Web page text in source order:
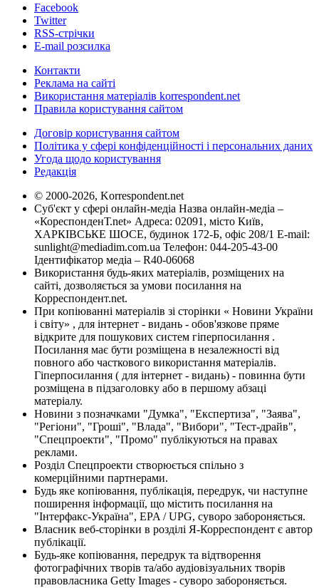
Facebook
Twitter
RSS-стрічки
E-mail розсилка
Контакти
Реклама на сайті
Використання матеріалів korrespondent.net
Правила користування сайтом
Договір користування сайтом
Політика у сфері конфіденційності і персональних даних
Угода щодо користування
Редакція
© 2000-2026, Korrespondent.net
Суб'єкт у сфері онлайн-медіа Назва онлайн-медіа –
«КореспонденТ.net» Адреса: 02091, місто Київ,
ХАРКІВСЬКЕ ШОСЕ, будинок 172-Б, офіс 208/1 E-mail:
sunlight@mediadim.com.ua Телефон: 044-205-43-00
Ідентифікатор медіа – R40-06068
Використання будь-яких матеріалів, розміщених на
сайті, дозволяється за умови посилання на
Корреспондент.net.
При копіюванні матеріалів зі сторінки « Новини України
і світу» , для інтернет - видань - обов'язкове пряме
відкрите для пошукових систем гіперпосилання .
Посилання має бути розміщена в незалежності від
повного або часткового використання матеріалів.
Гіперпосилання ( для інтернет - видань) - повинна бути
розміщена в підзаголовку або в першому абзаці
матеріалу.
Новини з позначками "Думка", "Експертиза", "Заява",
"Регіони", "Гроші", "Влада", "Вибори", "Тест-драйв",
"Спецпроекти", "Промо" публікуються на правах
реклами.
Розділ Спецпроекти створюється спільно з
комерційними партнерами.
Будь яке копіювання, публікація, передрук, чи наступне
поширення інформації, що містить посилання на
"Інтерфакс-Україна", EPA / UPG, суворо забороняється.
Власник веб-сторінки в розділі Я-Корреспондент є автор
публікації.
Будь-яке копіювання, передрук та відтворення
фотографічних творів та/або аудіовізуальних творів
правовласника Getty Images - суворо забороняється.